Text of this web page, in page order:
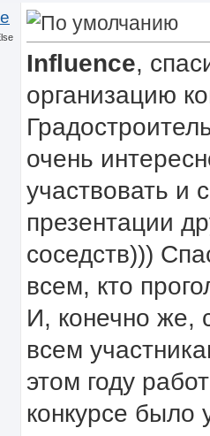
Influence,
организацию
очень
участвовать и
презентации
соседств)))
всем, кто
И, конечно же,
всем
этом году
конкурсе было